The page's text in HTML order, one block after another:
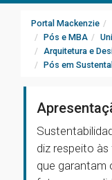
Portal Mackenzie
Pós e MBA
Arquitetura e
Pós em
diz respeito
que garantam